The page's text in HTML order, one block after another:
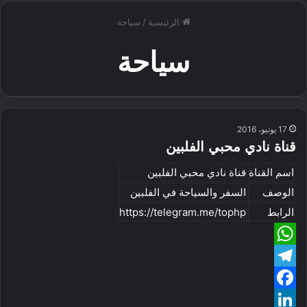
الرئيسية / سياحة
سياحة
17 يونيو، 2016
قناة نادي محبي الفلبين
اسم القناة قناة نادي محبي الفلبين
الوصف
السفر والسياحة في الفلبين
الرابط
https://telegram.me/tophp
W
h
a
T
eF